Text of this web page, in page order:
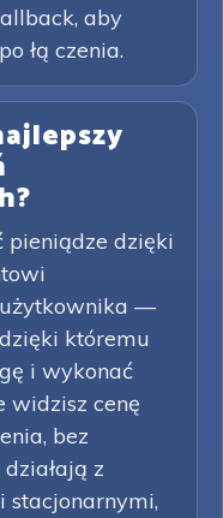
aby
łą czenia.
pieniądze dzięki
—
któremu
i wykonać
widzisz cenę
bez
z